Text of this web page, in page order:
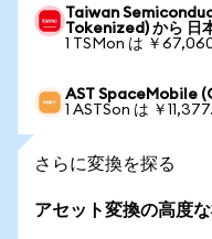
Taiwan
Tokenized) から 日
1 TSMon は ￥
AST SpaceMobile
1 ASTSon は ￥
さらに変換を探る
アセット変換の高度